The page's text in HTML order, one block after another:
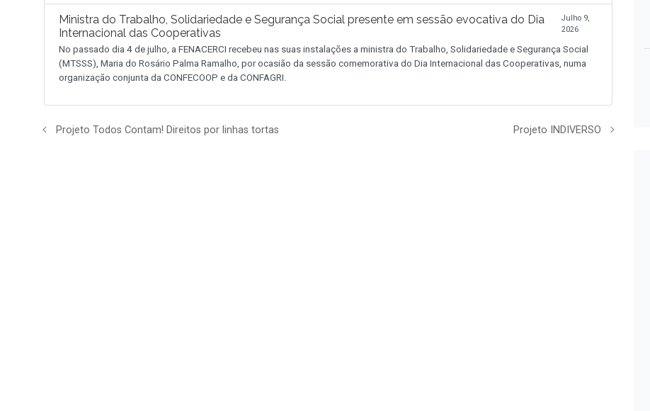
Ministra do Trabalho, Solidariedade e Segurança Social presente em sessão evocativa do Dia
Internacional das Cooperativas
Julho 9,
2026
No passado dia 4 de julho, a FENACERCI recebeu nas suas instalações a ministra do Trabalho, Solidariedade e Segurança Social
(MTSSS), Maria do Rosário Palma Ramalho, por ocasião da sessão comemorativa do Dia Internacional das Cooperativas, numa
organização conjunta da CONFECOOP e da CONFAGRI.
Projeto Todos Contam! Direitos por linhas tortas Projeto INDIVERSO